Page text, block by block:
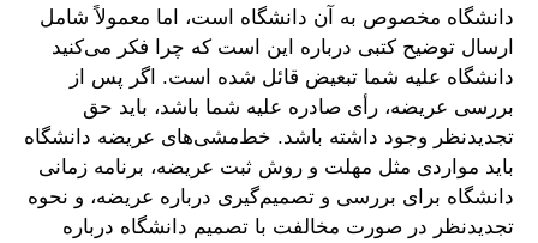
دانشگاه مخصوص به آن دانشگاه است، اما معمولاً شامل
ارسال توضیح کتبی درباره این است که چرا فکر می‌کنید
دانشگاه علیه شما تبعیض قائل شده است. اگر پس از
بررسی عریضه، رأی صادره علیه شما باشد، باید حق
تجدیدنظر وجود داشته باشد. خط‌مشی‌های عریضه دانشگاه
باید مواردی مثل مهلت و روش ثبت عریضه، برنامه زمانی
دانشگاه برای بررسی و تصمیم‌گیری درباره عریضه، و نحوه
تجدیدنظر در صورت مخالفت با تصمیم دانشگاه درباره